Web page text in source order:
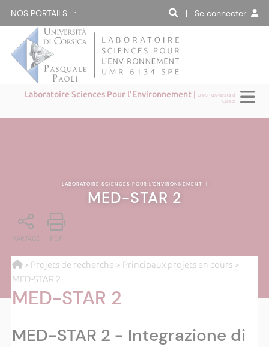
NOS PORTAILS : | Se connecter
Laboratoire Sciences Pour l'Environnement |CNRS - Università di
Corsica
LABORATOIRE SCIENCES POUR L'ENVIRONNEMENT |
MED-STAR 2
PARTAGE PDF
> Projets de recherche > Principaux projets en cours>
MED-STAR 2
MED-STAR 2
MED-STAR 2 - Integrazione di